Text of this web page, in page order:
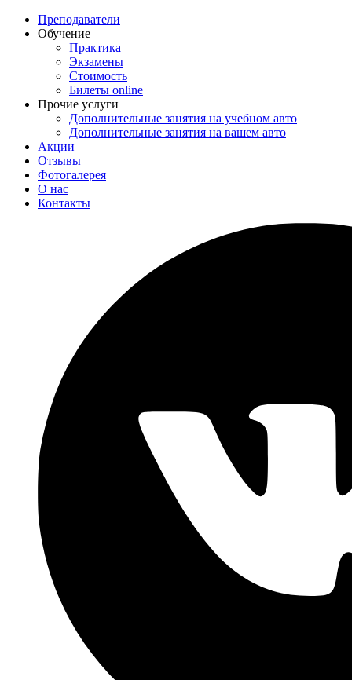
Преподаватели
Обучение
Практика
Экзамены
Стоимость
Билеты online
Прочие услуги
Дополнительные занятия на учебном авто
Дополнительные занятия на вашем авто
Акции
Отзывы
Фотогалерея
О нас
Контакты